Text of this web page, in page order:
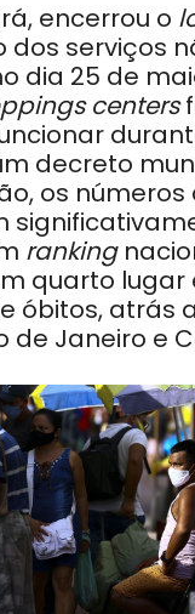
encerrou o
serviços
dia 25 de
centers
decreto
os números
ranking
quarto lugar
óbitos, atrás
de Janeiro e